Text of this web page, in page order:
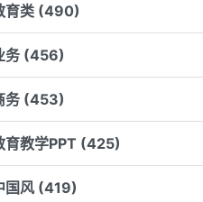
育类 (490)
务 (456)
务 (453)
育教学PPT (425)
国风 (419)